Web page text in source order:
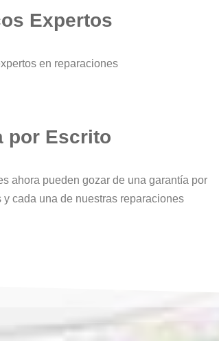
Expertos
en reparaciones
por Escrito
ahora pueden gozar de una garantía por
y cada una de nuestras reparaciones